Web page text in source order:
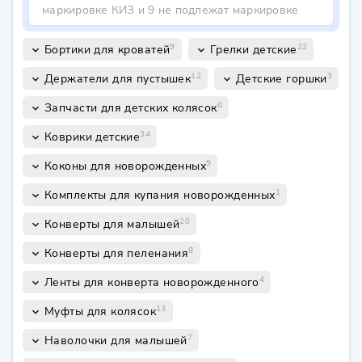
маркировке КИЗ и 9 не подлежат маркировке
keyboard_arrow_down Бортики для кроватей9 keyboard_arrow_down Грелки детские 22
keyboard_arrow_down Держатели для пустышек12 keyboard_arrow_down Детские горшки 3
keyboard_arrow_down Запчасти для детских колясок6
keyboard_arrow_down Коврики детские34
keyboard_arrow_down Коконы для новорожденных9
keyboard_arrow_down Комплекты для купания новорожденных1
keyboard_arrow_down Конверты для малышей20
keyboard_arrow_down Конверты для пеленания8
keyboard_arrow_down Ленты для конверта новорожденного4
keyboard_arrow_down Муфты для колясок13
keyboard_arrow_down Наволочки для малышей 7